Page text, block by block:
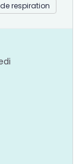
respiration